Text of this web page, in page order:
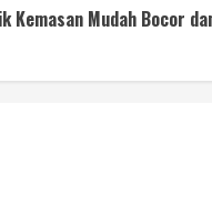
Kemasan Mudah Bocor